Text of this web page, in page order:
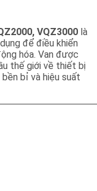
VQZ3000 là
để điều khiển
hóa. Van được
thế giới về thiết bị
bỉ và hiệu suất